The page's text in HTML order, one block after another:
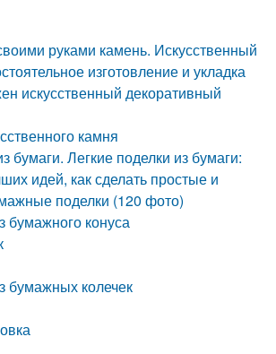
руками камень. Искусственный
изготовление и укладка
искусственный декоративный
камня
бумаги. Легкие поделки из бумаги:
идей, как сделать простые и
поделки (120 фото)
бумажного конуса
бумажных колечек